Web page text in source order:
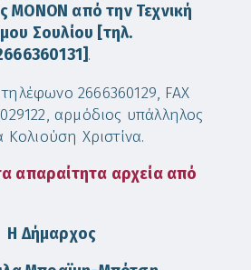
ΜΟΝΟΝ από την Τεχνική
Σουλίου [τηλ.
.
2666360129, FAX
αρμόδιος υπάλληλος
Κολιούση Χριστίνα.
απαραίτητα αρχεία από
Η Δήμαρχος